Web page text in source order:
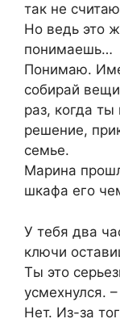
так не
Но ведь это
понимаешь…
Понимаю.
собирай
раз, когда
решение,
семье.
Марина
шкафа его
У тебя два
ключи
Ты это
усмехнулся.
Нет. Из-за